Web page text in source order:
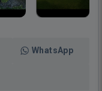
WhatsApp